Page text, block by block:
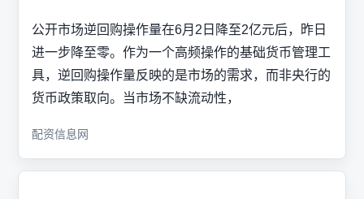
公开市场逆回购操作量在6月2日降至2亿元后，昨日
进一步降至零。作为一个高频操作的基础货币管理工
具，逆回购操作量反映的是市场的需求，而非央行的
货币政策取向。当市场不缺流动性，
配资信息网